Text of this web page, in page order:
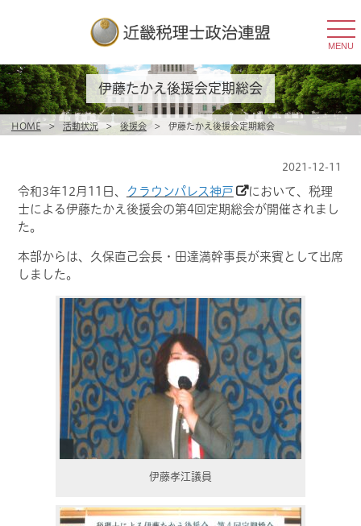
MENU
HOME > 活動状況 > 後援会 > 伊藤たかえ後援会定期総会
伊藤たかえ後援会定期総会
2021-12-11
令和3年12月11日、 クラウンパレス神戸 において、 税理
士による伊藤たかえ後援会の第4回定期総会が開催されまし
た。
本部からは、久保直己会長・田達満幹事長が来賓として出席
しました。
伊藤孝江議員